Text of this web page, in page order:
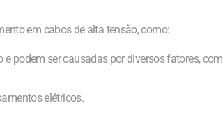
em cabos de alta tensão, como:
podem ser causadas por diversos fatores,
elétricos.